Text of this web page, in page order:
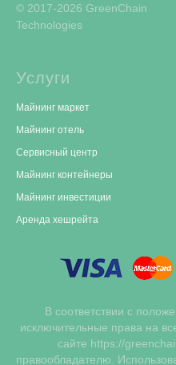
© 2017-2026 GreenChain
Technologies
Услуги
Майнинг маркет
Майнинг отель
Сервисный центр
Майнинг контейнеры
Майнинг инвестиции
Аренда хешрейта
В соответствии с
исключительные права на
сайте https://
правообладателю.